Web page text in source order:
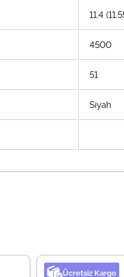
11.4
4500
51
Siyah
Ücretsiz Kargo